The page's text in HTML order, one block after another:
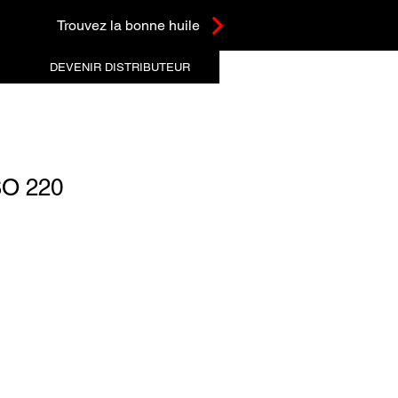
Trouvez la bonne huile
DEVENIR DISTRIBUTEUR
220